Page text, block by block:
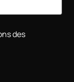
des